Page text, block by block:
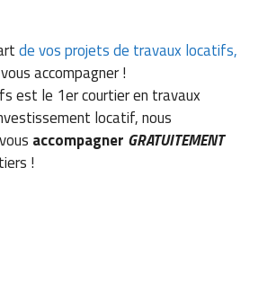
de vos projets de travaux locatifs,
accompagner !
est le 1er courtier en travaux
locatif, nous
accompagner GRATUITEMENT
!